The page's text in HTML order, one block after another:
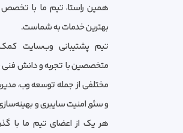
همین راستا، تیم ما با تخصص و
بهترین خدمات به شماست.
تیم پشتیبانی وب‌سایت
متخصصین با تجربه و دانش فنی
مختلفی از جمله توسعه وب،
و سئو, امنیت سایبری و
هر یک از اعضای تیم ما با